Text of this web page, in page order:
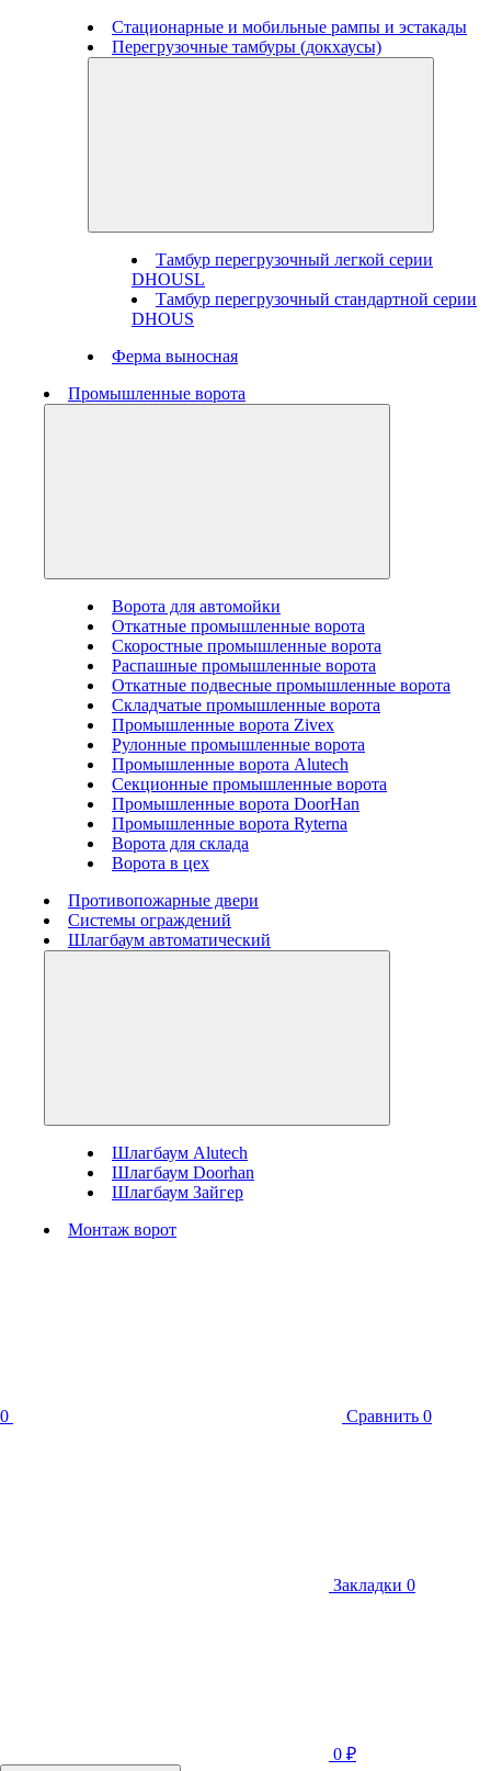
Стационарные и мобильные рампы и эстакады
Перегрузочные тамбуры (докхаусы)
Тамбур перегрузочный легкой серии
DHOUSL
Тамбур перегрузочный стандартной серии
DHOUS
Ферма выносная
Промышленные ворота
Ворота для автомойки
Откатные промышленные ворота
Скоростные промышленные ворота
Распашные промышленные ворота
Откатные подвесные промышленные ворота
Складчатые промышленные ворота
Промышленные ворота Zivex
Рулонные промышленные ворота
Промышленные ворота Alutech
Секционные промышленные ворота
Промышленные ворота DoorHan
Промышленные ворота Ryterna
Ворота для склада
Ворота в цех
Противопожарные двери
Системы ограждений
Шлагбаум автоматический
Шлагбаум Alutech
Шлагбаум Doorhan
Шлагбаум Зайгер
Монтаж ворот
0 Сравнить 0
Закладки 0
0 ₽